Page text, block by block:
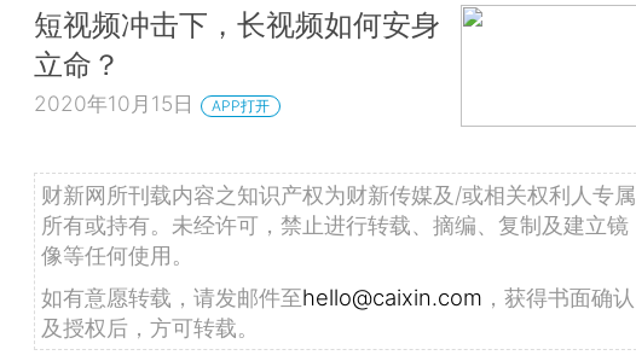
短视频冲击下，长视频如何安身
立命？
2020年10月15日 APP打开
财新网所刊载内容之知识产权为财新传媒及/或相关权利人专属
所有或持有。未经许可，禁止进行转载、摘编、复制及建立镜
像等任何使用。
如有意愿转载，请发邮件至hello@caixin.com ，获得书面确认
及授权后，方可转载。